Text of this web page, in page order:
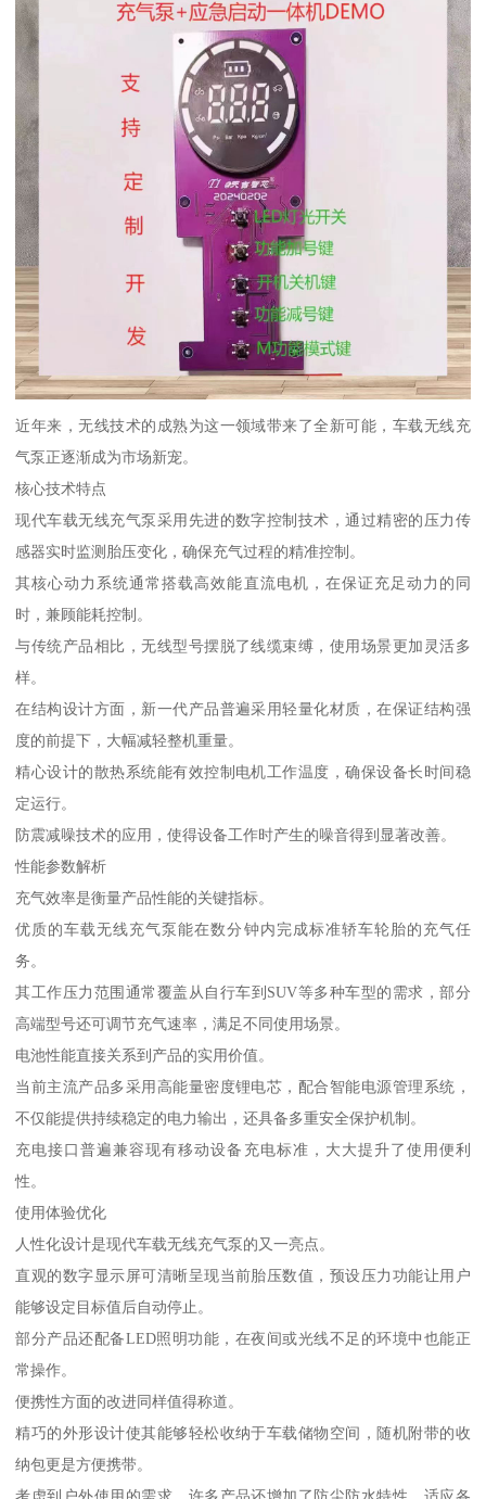
近年来，无线技术的成熟为这一领域带来了全新可能，车载无线充
气泵正逐渐成为市场新宠。
核心技术特点
现代车载无线充气泵采用先进的数字控制技术，通过精密的压力传
感器实时监测胎压变化，确保充气过程的精准控制。
其核心动力系统通常搭载高效能直流电机，在保证充足动力的同
时，兼顾能耗控制。
与传统产品相比，无线型号摆脱了线缆束缚，使用场景更加灵活多
样。
在结构设计方面，新一代产品普遍采用轻量化材质，在保证结构强
度的前提下，大幅减轻整机重量。
精心设计的散热系统能有效控制电机工作温度，确保设备长时间稳
定运行。
防震减噪技术的应用，使得设备工作时产生的噪音得到显著改善。
性能参数解析
充气效率是衡量产品性能的关键指标。
优质的车载无线充气泵能在数分钟内完成标准轿车轮胎的充气任
务。
其工作压力范围通常覆盖从自行车到SUV等多种车型的需求，部分
高端型号还可调节充气速率，满足不同使用场景。
电池性能直接关系到产品的实用价值。
当前主流产品多采用高能量密度锂电芯，配合智能电源管理系统，
不仅能提供持续稳定的电力输出，还具备多重安全保护机制。
充电接口普遍兼容现有移动设备充电标准，大大提升了使用便利
性。
使用体验优化
人性化设计是现代车载无线充气泵的又一亮点。
直观的数字显示屏可清晰呈现当前胎压数值，预设压力功能让用户
能够设定目标值后自动停止。
部分产品还配备LED照明功能，在夜间或光线不足的环境中也能正
常操作。
便携性方面的改进同样值得称道。
精巧的外形设计使其能够轻松收纳于车载储物空间，随机附带的收
纳包更是方便携带。
考虑到户外使用的需求，许多产品还增加了防尘防水特性，适应各